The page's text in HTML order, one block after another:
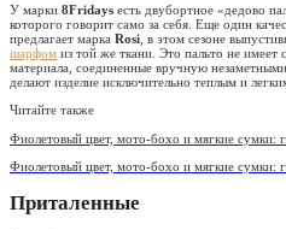
У марки 8Fridays есть двубортное «дедово
которого говорит само за себя. Еще один
предлагает марка Rosi , в этом сезоне
шарфом из той же ткани. Это пальто не имеет
материала, соединенные вручную
делают изделие исключительно теплым и
Читайте также
Фиолетовый цвет, мото-бохо и мягкие сумки:
Фиолетовый цвет, мото-бохо и мягкие сумки:
Приталенные